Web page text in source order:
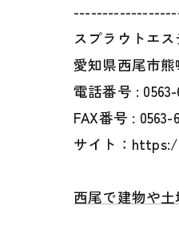
スプラウトエ
愛知県西尾市
電話番号 :
FAX番号 : 0563-
サイト：
西尾で建物や